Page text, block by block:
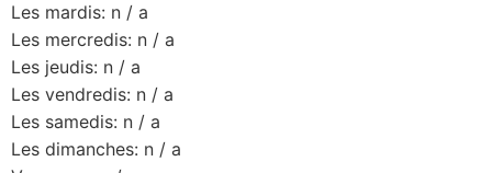
Les mardis: n / a
Les mercredis: n / a
Les jeudis: n / a
Les vendredis: n / a
Les samedis: n / a
Les dimanches: n / a